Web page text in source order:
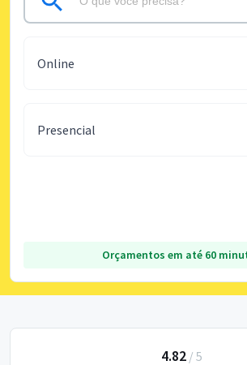
Online
Presencial
Orçamentos em até 60
4.82/ 5